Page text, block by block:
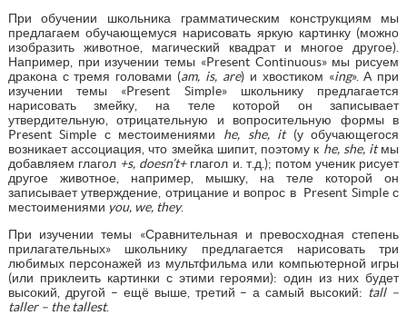
При обучении школьника грамматическим конструкциям мы
предлагаем обучающемуся нарисовать яркую картинку (можно
изобразить животное, магический квадрат и многое другое).
Например, при изучении темы «Present Continuous» мы рисуем
дракона с тремя головами (am, is, are) и хвостиком «ing». А при
изучении темы «Present Simple» школьнику предлагается
нарисовать змейку, на теле которой он записывает
утвердительную, отрицательную и вопросительную формы в
Present Simple с местоимениями he, she, it(у обучающегося
возникает ассоциация, что змейка шипит, поэтому к he, she, itмы
добавляем глагол +s, doesn’t+глагол и. т.д.); потом ученик рисует
другое животное, например, мышку, на теле которой он
записывает утверждение, отрицание и вопрос в Present Simple с
местоимениями you, we, they.
При изучении темы «Сравнительная и превосходная степень
прилагательных» школьнику предлагается нарисовать три
любимых персонажей из мультфильма или компьютерной игры
(или приклеить картинки с этими героями): один из них будет
высокий, другой – ещё выше, третий – а самый высокий: tall –
taller – the tallest.